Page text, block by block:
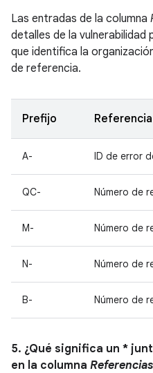
Las entradas de la columna
detalles de la vulnerabilidad
que identifica la
de referencia.
Prefijo Referencia
A- ID de error
QC- Número de
M- Número de
N- Número de
B- Número de
5. ¿Qué significa un *
en la columna Referencias